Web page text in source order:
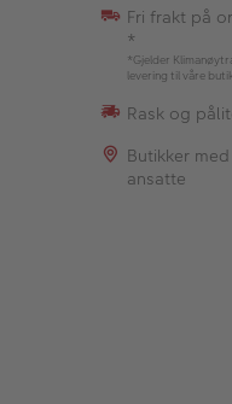
Fri frakt på
*
*Gjelder
levering til våre
Rask og
Butikker
ansatte